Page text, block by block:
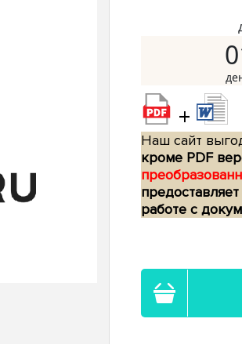
+
Наш сайт
кроме PDF
работе с